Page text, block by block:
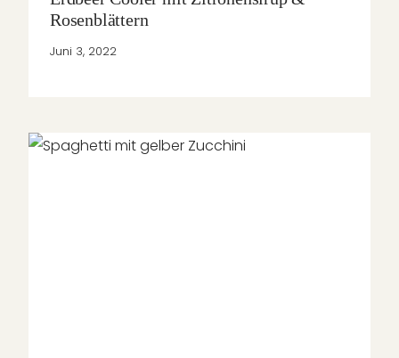
Rosenblättern
Juni 3, 2022